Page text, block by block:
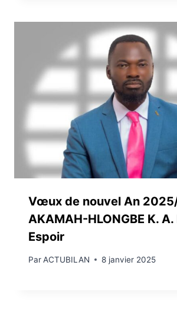
Vœux de nouvel An
AKAMAH-HLONGBE K.
Espoir
ParACTUBILAN 8 janvier 2025